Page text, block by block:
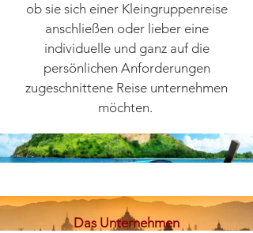
ob sie sich einer Kleingruppenreise
anschließen oder lieber eine
individuelle und ganz auf die
persönlichen Anforderungen
zugeschnittene Reise unternehmen
möchten.
Das Unternehmen